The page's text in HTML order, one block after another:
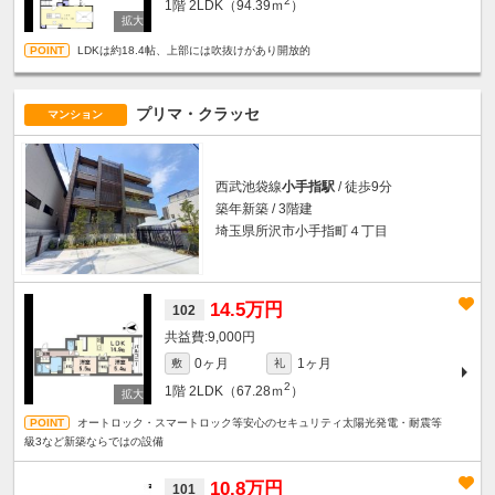
1階 2LDK（94.39ｍ ）
LDKは約18.4帖、上部には吹抜けがあり開放的
マンション プリマ・クラッセ
西武池袋線小手指駅 / 徒歩9分
築年新築 / 3階建
埼玉県所沢市小手指町４丁目
102 14.5万円
9,000円
敷 0ヶ月 礼
1ヶ月
1階 2LDK（67.28ｍ2 ）
オートロック・スマートロック等安心のセキュリティ太陽光発電・耐震等
級3など新築ならではの設備
101 10.8万円